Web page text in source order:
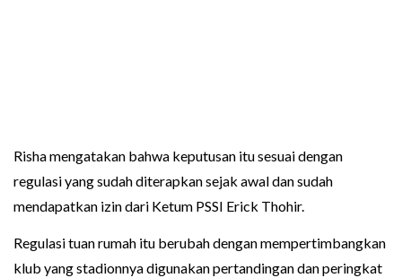
Risha mengatakan bahwa keputusan itu sesuai dengan
regulasi yang sudah diterapkan sejak awal dan sudah
mendapatkan izin dari Ketum PSSI Erick Thohir.
Regulasi tuan rumah itu berubah dengan mempertimbangkan
klub yang stadionnya digunakan pertandingan dan peringkat